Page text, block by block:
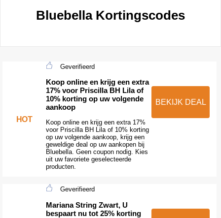
Bluebella Kortingscodes
HOT
Geverifieerd
Koop online en krijg een extra
17% voor Priscilla BH Lila of
10% korting op uw volgende
aankoop
Koop online en krijg een extra 17%
voor Priscilla BH Lila of 10% korting
op uw volgende aankoop, krijg een
geweldige deal op uw aankopen bij
Bluebella. Geen coupon nodig. Kies
uit uw favoriete geselecteerde
producten.
BEKIJK DEAL
Geverifieerd
Mariana String Zwart, U
bespaart nu tot 25% korting